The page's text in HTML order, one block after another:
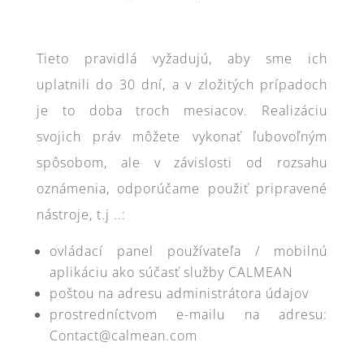
Tieto pravidlá vyžadujú, aby sme ich
uplatnili do 30 dní, a v zložitých prípadoch
je to doba troch mesiacov. Realizáciu
svojich práv môžete vykonať ľubovoľným
spôsobom, ale v závislosti od rozsahu
oznámenia, odporúčame použiť pripravené
nástroje, t.j ..:
ovládací panel používateľa / mobilnú
aplikáciu ako súčasť služby CALMEAN
poštou na adresu administrátora údajov
prostredníctvom e-mailu na adresu:
Contact@calmean.com